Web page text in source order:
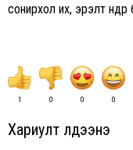
сонирхол их, эрэлт
1 0 0 0
Хариулт үлдээнэ үү